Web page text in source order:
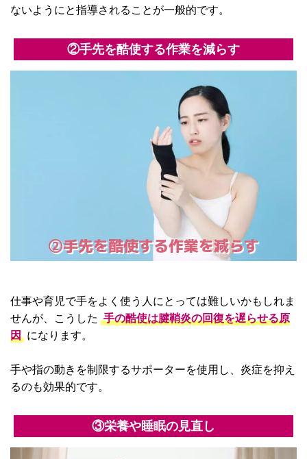
ないようにと指導されることが一般的です。
②手先を酷使する作業を減らす
②手先を酷使する作業を減らす
仕事や育児で手をよく使う人にとっては難しいかもしれま
せんが、こうした 手の酷使は腱鞘炎の回復を遅らせる原
因 になります。
手や指の動きを制限するサポーターを使用し、炎症を抑え
るのも効果的です。
③栄養や睡眠の見直し